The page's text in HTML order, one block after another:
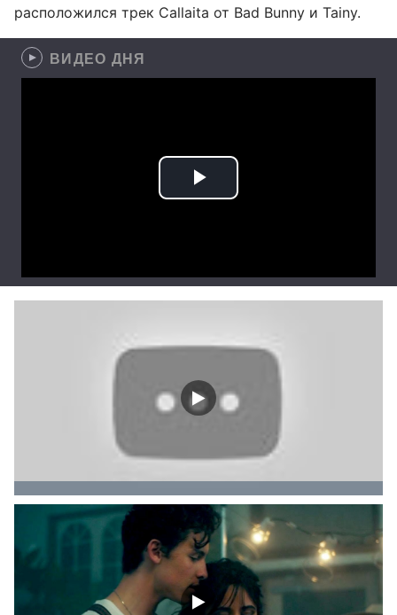
расположился трек Callaita от Bad Bunny и Tainy.
ВИДЕО ДНЯ